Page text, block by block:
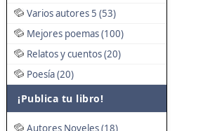
Varios autores 5 (53)
Mejores poemas (100)
Relatos y cuentos (20)
Poesía (20)
¡Publica tu libro!
Autores Noveles (18)